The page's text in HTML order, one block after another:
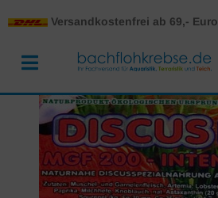
Versandkostenfrei ab 69,- Euro